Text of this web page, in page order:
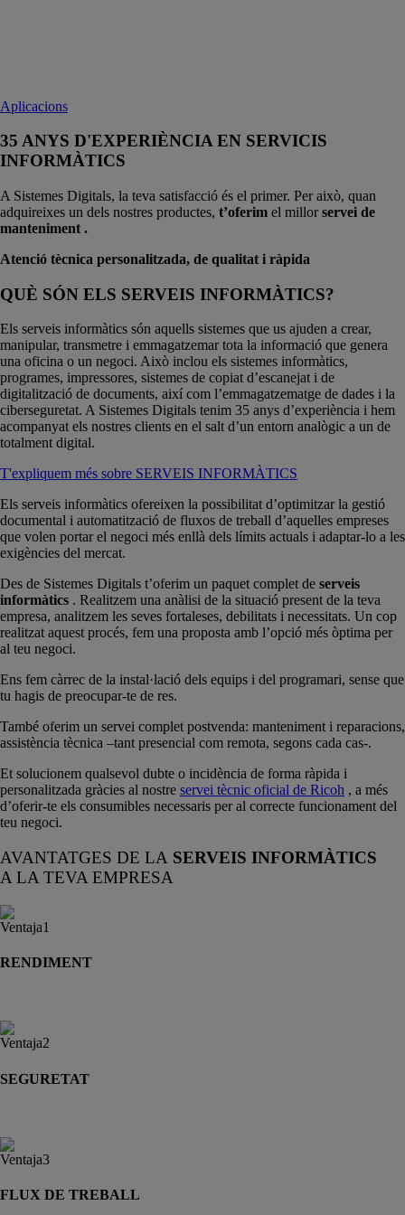
Aplicacions
35 ANYS D'EXPERIÈNCIA EN SERVICIS
INFORMÀTICS
A Sistemes Digitals, la teva satisfacció és el primer. Per això, quan
adquireixes un dels nostres productes, t’oferim el millorservei de
manteniment .
Atenció tècnica personalitzada, de qualitat i ràpida
QUÈ SÓN ELS SERVEIS INFORMÀTICS?
Els serveis informàtics són aquells sistemes que us ajuden a crear,
manipular, transmetre i emmagatzemar tota la informació que genera
una oficina o un negoci. Això inclou els sistemes informàtics,
programes, impressores, sistemes de copiat d’escanejat i de
digitalització de documents, així com l’emmagatzematge de dades i la
ciberseguretat. A Sistemes Digitals tenim 35 anys d’experiència i hem
acompanyat els nostres clients en el salt d’un entorn analògic a un de
totalment digital.
T'expliquem més sobre SERVEIS INFORMÀTICS
Els serveis informàtics ofereixen la possibilitat d’optimitzar la gestió
documental i automatització de fluxos de treball d’aquelles empreses
que volen portar el negoci més enllà dels límits actuals i adaptar-lo a les
exigències del mercat.
Des de Sistemes Digitals t’oferim un paquet complet de serveis
informàtics . Realitzem una anàlisi de la situació present de la teva
empresa, analitzem les seves fortaleses, debilitats i necessitats. Un cop
realitzat aquest procés, fem una proposta amb l’opció més òptima per
al teu negoci.
Ens fem càrrec de la instal·lació dels equips i del programari, sense que
tu hagis de preocupar-te de res.
També oferim un servei complet postvenda: manteniment i reparacions,
assistència tècnica –tant presencial com remota, segons cada cas-.
Et solucionem qualsevol dubte o incidència de forma ràpida i
personalitzada gràcies al nostre servei tècnic oficial de Ricoh , a més
d’oferir-te els consumibles necessaris per al correcte funcionament del
teu negoci.
AVANTATGES DE LA SERVEIS INFORMÀTICS
A LA TEVA EMPRESA
RENDIMENT
SEGURETAT
FLUX DE TREBALL